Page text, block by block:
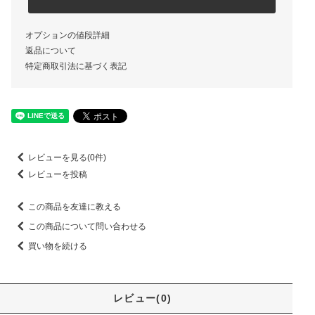
オプションの値段詳細
返品について
特定商取引法に基づく表記
レビューを見る(0件)
レビューを投稿
この商品を友達に教える
この商品について問い合わせる
買い物を続ける
レビュー(0)